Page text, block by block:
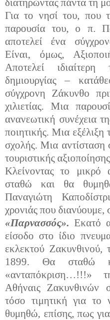
διατηρώντας πάντα τη
Για το νησί του, που
παρουσία του, ο π.
αποτελεί ένα
Είναι, όμως,
Αποτελεί
δημιουργίας –
σύγχρονη Ζάκυνθο
χιλιετίας. Μια
ανανεωτική συνέχεια
ποιητικής. Μια εξέλιξη
σχολής. Μια αντίσταση
τουριστικής
Κλείνοντας το
σταθώ και θα
Παναγιώτη
χρονιάς που
«Παρνασσός». Εκατό
είσοδο στο ίδιο
εκλεκτού
1899. Θα σταθώ
«ανταπόκριση…!!!»
Αθήναις Ζακυνθινών
τόσο τιμητική για
θυμηθώ, επίσης, πως